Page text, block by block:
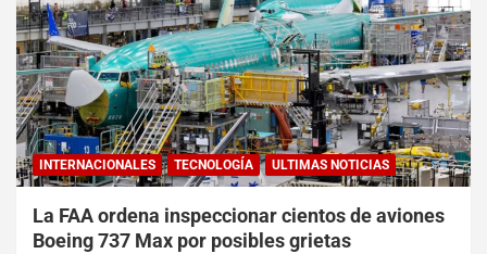
INTERNACIONALES TECNOLOGÍA ULTIMAS NOTICIAS
La FAA ordena inspeccionar cientos de aviones
Boeing 737 Max por posibles grietas